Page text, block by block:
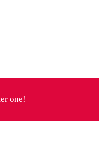
one!